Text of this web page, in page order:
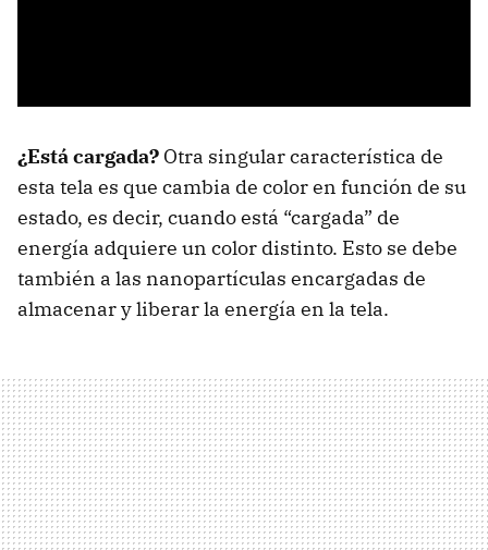
¿Está cargada? Otra singular característica de
esta tela es que cambia de color en función de su
estado, es decir, cuando está “cargada” de
energía adquiere un color distinto. Esto se debe
también a las nanopartículas encargadas de
almacenar y liberar la energía en la tela.